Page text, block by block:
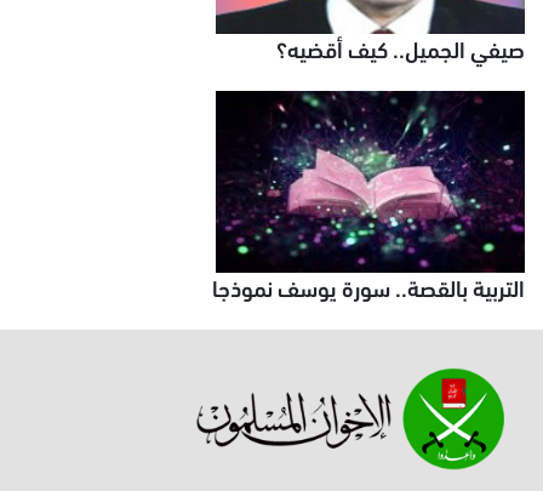
صيفي الجميل.. كيف أقضيه؟
التربية بالقصة.. سورة يوسف نموذجا